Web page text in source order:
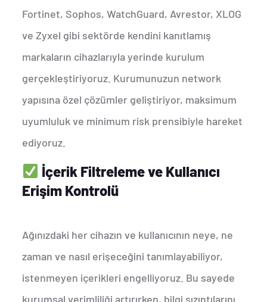
Fortinet, Sophos, WatchGuard, Avrestor, XLOG
ve Zyxel gibi sektörde kendini kanıtlamış
markaların cihazlarıyla yerinde kurulum
gerçekleştiriyoruz. Kurumunuzun network
yapısına özel çözümler geliştiriyor, maksimum
uyumluluk ve minimum risk prensibiyle hareket
ediyoruz.
İçerik Filtreleme ve Kullanıcı
Erişim Kontrolü
Ağınızdaki her cihazın ve kullanıcının neye, ne
zaman ve nasıl erişeceğini tanımlayabiliyor,
istenmeyen içerikleri engelliyoruz. Bu sayede
kurumsal verimliliği artırırken, bilgi sızıntılarını